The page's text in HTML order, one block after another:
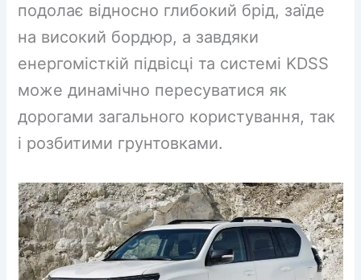
подолає відносно глибокий брід, заїде
на високий бордюр, а завдяки
енергомісткій підвісці та системі KDSS
може динамічно пересуватися як
дорогами загального користування, так
і розбитими грунтовками.